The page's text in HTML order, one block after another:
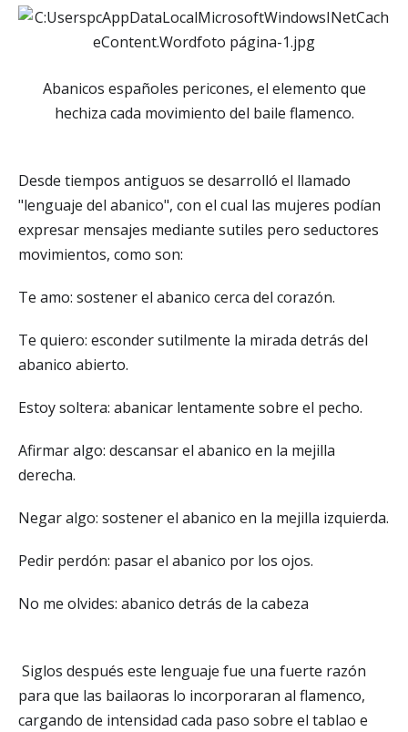
Abanicos españoles pericones, el elemento que
hechiza cada movimiento del baile flamenco.
Desde tiempos antiguos se desarrolló el llamado
"lenguaje del abanico", con el cual las mujeres podían
expresar mensajes mediante sutiles pero seductores
movimientos, como son:
Te amo: sostener el abanico cerca del corazón.
Te quiero: esconder sutilmente la mirada detrás del
abanico abierto.
Estoy soltera: abanicar lentamente sobre el pecho.
Afirmar algo: descansar el abanico en la mejilla
derecha.
Negar algo: sostener el abanico en la mejilla izquierda.
Pedir perdón: pasar el abanico por los ojos.
No me olvides: abanico detrás de la cabeza
Siglos después este lenguaje fue una fuerte razón
para que las bailaoras lo incorporaran al flamenco,
cargando de intensidad cada paso sobre el tablao e